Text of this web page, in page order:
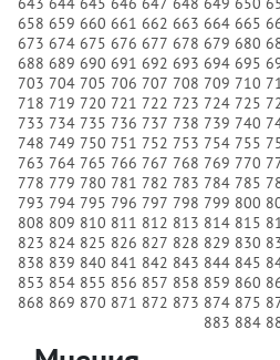
658 659 660 661 662 663 664 665
673 674 675 676 677 678 679 680
688 689 690 691 692 693 694 695
703 704 705 706 707 708 709 710
718 719 720 721 722 723 724 725
733 734 735 736 737 738 739 740
748 749 750 751 752 753 754 755
763 764 765 766 767 768 769 770
778 779 780 781 782 783 784 785
793 794 795 796 797 798 799 800
808 809 810 811 812 813 814 815
823 824 825 826 827 828 829 830
838 839 840 841 842 843 844 845
853 854 855 856 857 858 859 860
868 869 870 871 872 873 874 875
883 884